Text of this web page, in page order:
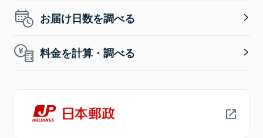
お届け日数を調べる
料金を計算・調べる